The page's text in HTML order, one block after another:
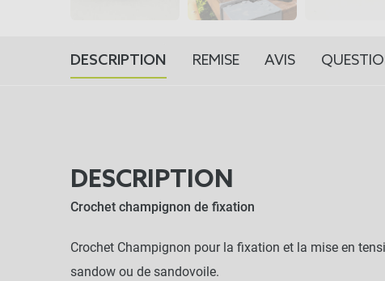
DESCRIPTION REMISE AVIS
DESCRIPTION
Crochet champignon de fixation
Crochet Champignon pour la fixation et la mise en
sandow ou de sandovoile.